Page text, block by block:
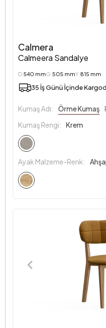
Calmera
Calmeera Sandalye
D:540 mmG:505 mmY:815 mm
35 İş Günü İçinde
Kumaş Adı: Örme Kumaş
Kumaş Rengi:
Krem
Ayak Malzeme-Renk: